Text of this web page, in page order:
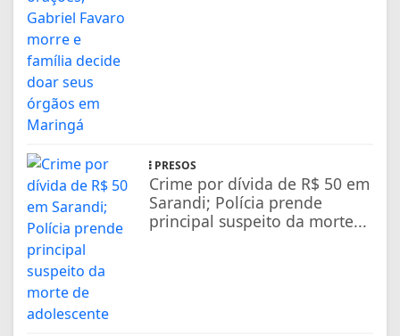
PRESOS
Crime por dívida de R$ 50 em
Sarandi; Polícia prende
principal suspeito da morte...